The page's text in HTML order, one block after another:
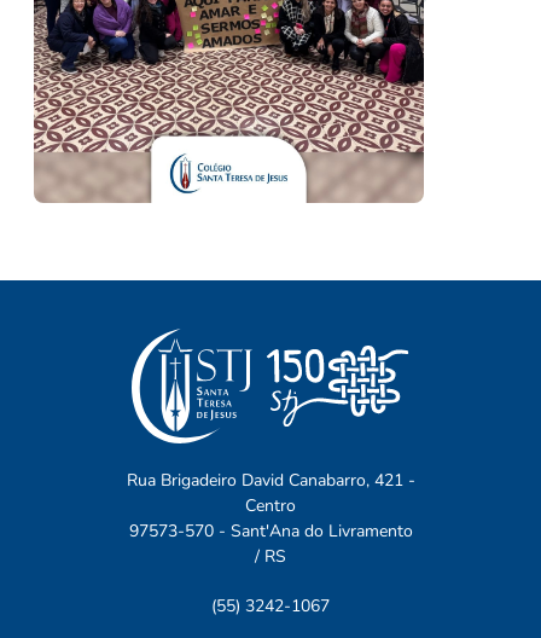
Rua Brigadeiro David Canabarro, 421 -
Centro
97573-570 - Sant'Ana do Livramento
/ RS
(55) 3242-1067